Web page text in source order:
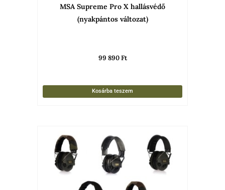
MSA Supreme Pro X hallásvédő
(nyakpántos változat)
99 890Ft
Kosárba teszem